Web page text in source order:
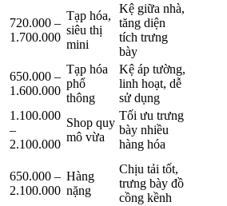
720.000 –
1.700.000
Tạp hóa,
siêu thị
mini
Kệ giữa nhà,
tăng diện
tích trưng
bày
650.000 –
1.600.000
Tạp hóa
phổ
thông
Kệ áp tường,
linh hoạt, dễ
sử dụng
1.100.000
–
2.100.000
Shop quy
mô vừa
Tối ưu trưng
bày nhiều
hàng hóa
650.000 –
2.100.000
Hàng
nặng
Chịu tải tốt,
trưng bày đồ
cồng kềnh